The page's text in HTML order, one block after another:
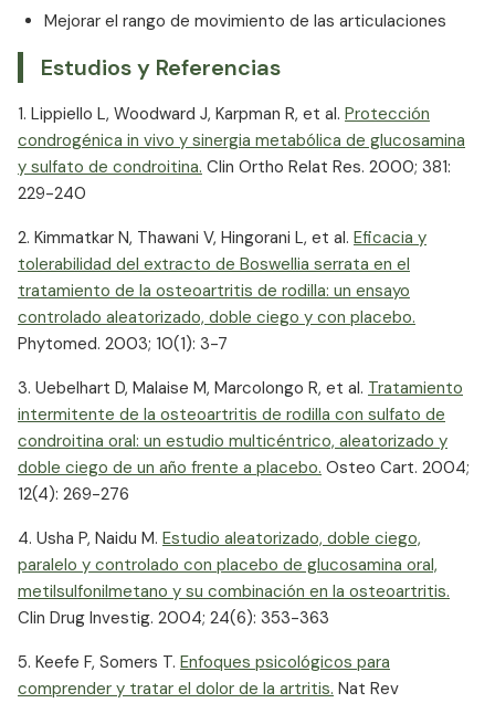
Mejorar el rango de movimiento de las articulaciones
Estudios y Referencias
1. Lippiello L, Woodward J, Karpman R, et al. Protección
condrogénica in vivo y sinergia metabólica de glucosamina
y sulfato de condroitina. ​ Clin Ortho Relat Res. 2000; 381:
229-240
2. Kimmatkar N, Thawani V, Hingorani L, et al. Eficacia y
tolerabilidad del extracto de Boswellia serrata en el
tratamiento de la osteoartritis de rodilla: un ensayo
controlado aleatorizado, doble ciego y con placebo.
Phytomed. 2003; 10(1): 3-7
3. Uebelhart D, Malaise M, Marcolongo R, et al. Tratamiento
intermitente de la osteoartritis de rodilla con sulfato de
condroitina oral: un estudio multicéntrico, aleatorizado y
doble ciego de un año frente a placebo. ​ Osteo Cart. 2004;
12(4): 269-276
4. Usha P, Naidu M. Estudio aleatorizado, doble ciego,
paralelo y controlado con placebo de glucosamina oral,
metilsulfonilmetano y su combinación en la osteoartritis.
Clin Drug Investig. 2004; 24(6): 353-363
5. Keefe F, Somers T. Enfoques psicológicos para
comprender y tratar el dolor de la artritis. ​ Nat Rev